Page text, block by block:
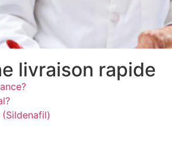
livraison rapide